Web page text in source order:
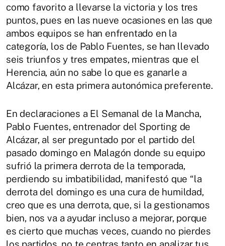
como favorito a llevarse la victoria y los tres
puntos, pues en las nueve ocasiones en las que
ambos equipos se han enfrentado en la
categoría, los de Pablo Fuentes, se han llevado
seis triunfos y tres empates, mientras que el
Herencia, aún no sabe lo que es ganarle a
Alcázar, en esta primera autonómica preferente.
En declaraciones a El Semanal de la Mancha,
Pablo Fuentes, entrenador del Sporting de
Alcázar, al ser preguntado por el partido del
pasado domingo en Malagón donde su equipo
sufrió la primera derrota de la temporada,
perdiendo su imbatibilidad, manifestó que “la
derrota del domingo es una cura de humildad,
creo que es una derrota, que, si la gestionamos
bien, nos va a ayudar incluso a mejorar, porque
es cierto que muchas veces, cuando no pierdes